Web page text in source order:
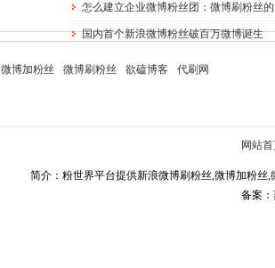
怎么建立企业微博粉丝团：微博刷粉丝的
国内首个新浪微博粉丝破百万微博诞生
微博加粉丝 微博刷粉丝 欲磕博客 代刷网
网站
简介：粉世界平台提供新浪微博刷粉丝,微博加粉丝
备案：